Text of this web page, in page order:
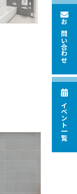
お問い合わせ
イベント一覧